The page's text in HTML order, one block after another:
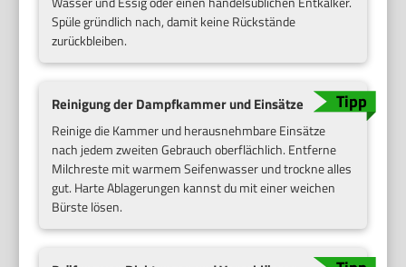
Spüle gründlich nach, damit keine Rückstände
zurückbleiben.
Reinigung der Dampfkammer und Einsätze
Reinige die Kammer und herausnehmbare Einsätze
nach jedem zweiten Gebrauch oberflächlich. Entferne
Milchreste mit warmem Seifenwasser und trockne alles
gut. Harte Ablagerungen kannst du mit einer weichen
Bürste lösen.